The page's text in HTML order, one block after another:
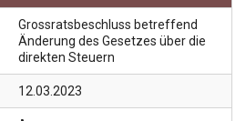
Grossratsbeschluss betreffend
Änderung des Gesetzes über die
direkten Steuern
12.03.2023